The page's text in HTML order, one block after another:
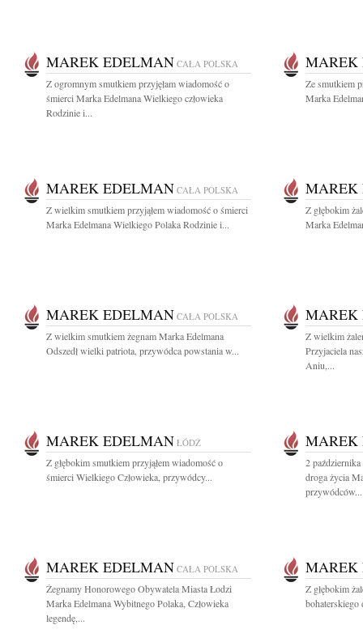
MAREK EDELMAN CAŁA POLSKA
Z ogromnym smutkiem przyjęłam wiadomość o
śmierci Marka Edelmana Wielkiego człowieka
Rodzinie i...
MAREK
Ze smutkiem
Marka
MAREK EDELMAN CAŁA POLSKA
Z wielkim smutkiem przyjąłem wiadomość o śmierci
Marka Edelmana Wielkiego Polaka Rodzinie i...
MAREK
Z głębokim
Marka
MAREK EDELMAN CAŁA POLSKA
Z wielkim smutkiem żegnam Marka Edelmana
Odszedł wielki patriota, przywódca powstania w...
MAREK
Z wielkim
Przyjaciela
Aniu,...
MAREK EDELMAN ŁÓDŹ
Z głębokim smutkiem przyjąłem wiadomość o
śmierci Wielkiego Człowieka, przywódcy...
MAREK
2 października
droga życia
przywódców...
MAREK EDELMAN CAŁA POLSKA
Żegnamy Honorowego Obywatela Miasta Łodzi
Marka Edelmana Wybitnego Polaka, Człowieka
legendę,...
MAREK
Z głębokim
bohaterskiego